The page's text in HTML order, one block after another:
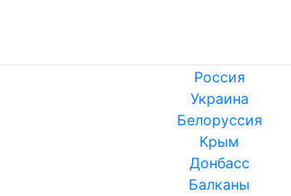
Россия
Украина
Белоруссия
Крым
Донбасс
Балканы